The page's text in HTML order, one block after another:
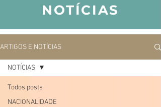
NOTÍCIAS
ARTIGOS E NOTÍCIAS
Todos posts
NACIONALIDADE
NOTÍCIAS